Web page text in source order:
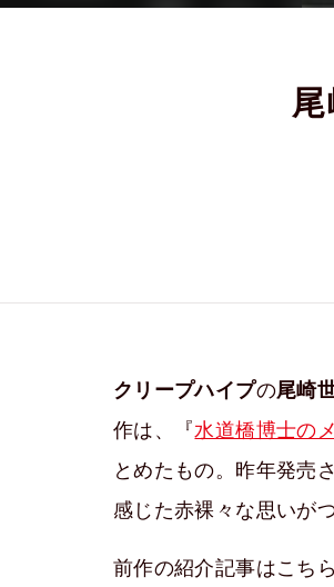
クリープハイプの尾崎
作は、『水道橋博士の
とめたもの。昨年発売
感じた赤裸々な思いが
前作の紹介記事はこちら